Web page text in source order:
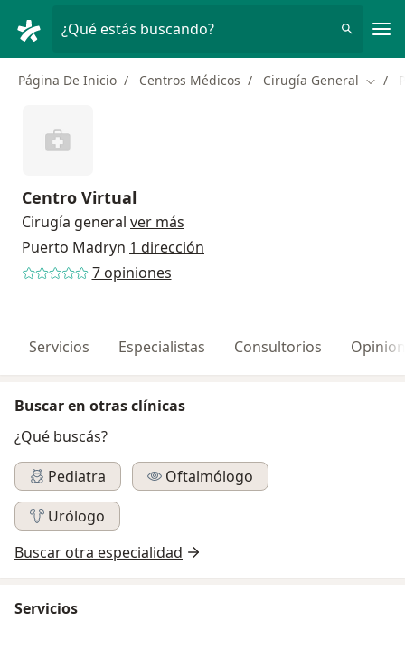
¿Qué estás buscando?
Página De Inicio Centros Médicos Cirugía General
Centro Virtual
Cirugía general ver más
Puerto Madryn 1 dirección
7 opiniones
Servicios Especialistas Consultorios
Buscar en otras clínicas
¿Qué buscás?
Pediatra
Oftalmólogo
Urólogo
Buscar otra especialidad
Servicios